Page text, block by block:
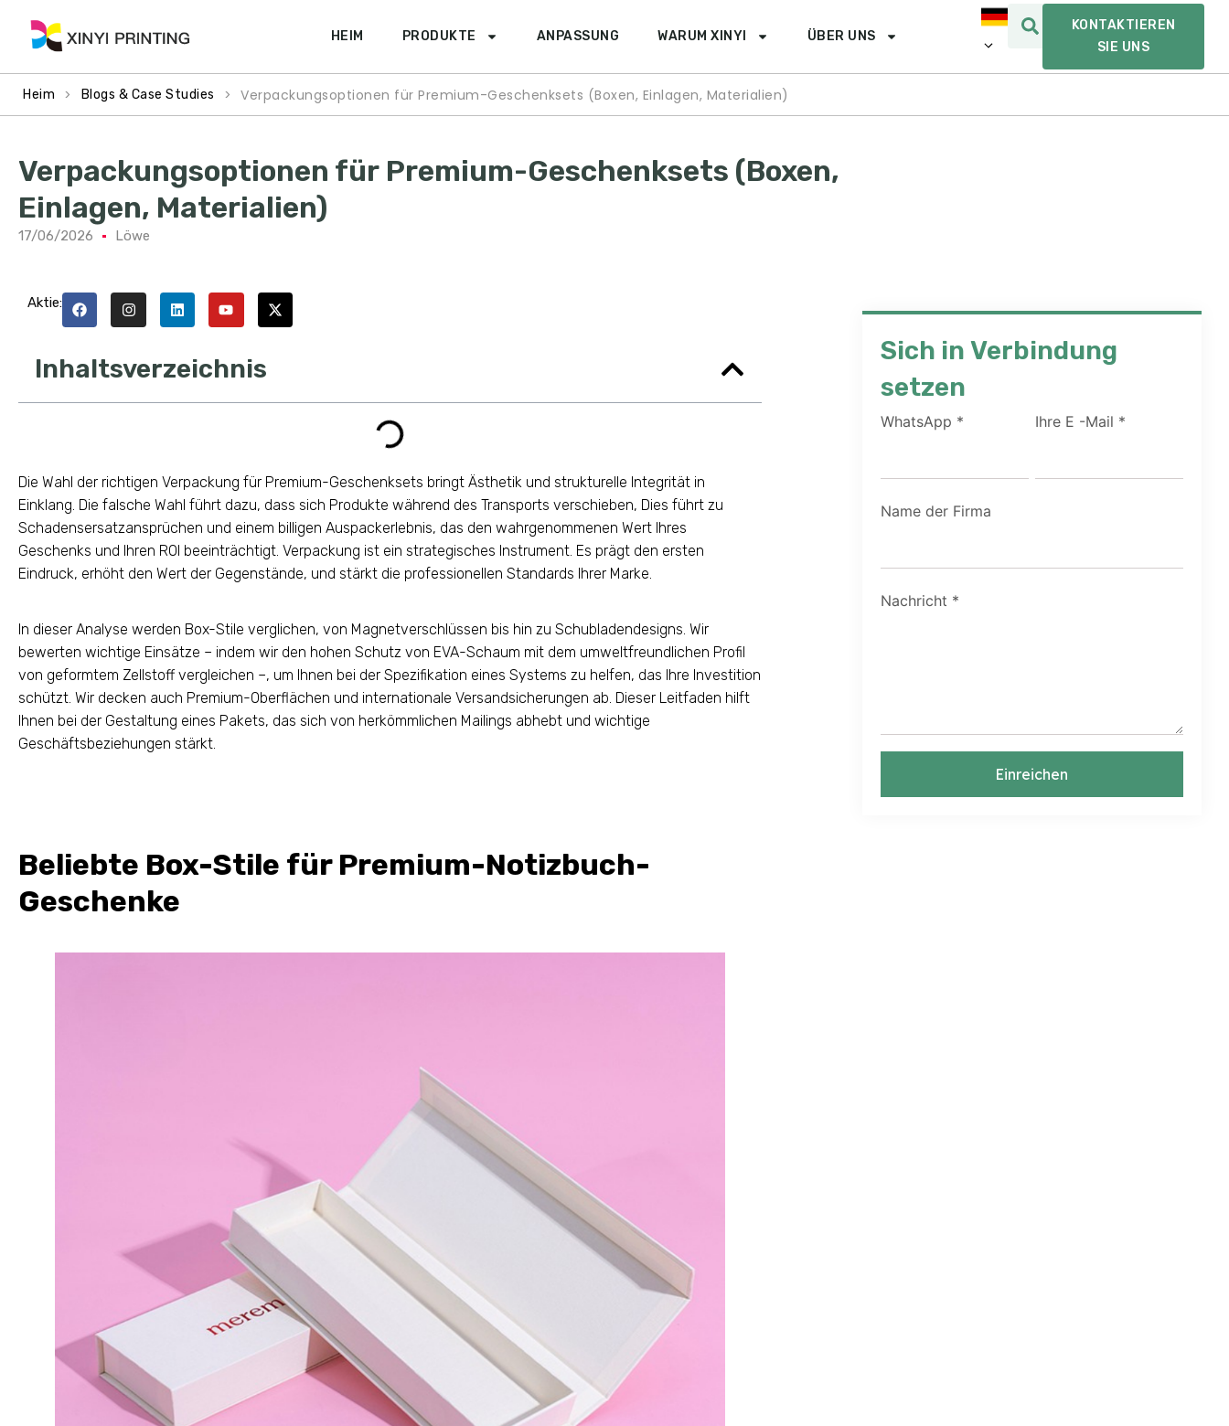
HEIM PRODUKTE ANPASSUNG WARUM XINYI ÜBER UNS
KONTAKTIEREN
SIE UNS
Heim > Blogs & Case Studies > Verpackungsoptionen für Premium-Geschenksets (Boxen, Einlagen, Materialien)
Verpackungsoptionen für Premium-Geschenksets (Boxen,
Einlagen, Materialien)
17/06/2026 Löwe
Aktie:
Inhaltsverzeichnis
Die Wahl der richtigen Verpackung für Premium-Geschenksets bringt Ästhetik und strukturelle Integrität in
Einklang. Die falsche Wahl führt dazu, dass sich Produkte während des Transports verschieben, Dies führt zu
Schadensersatzansprüchen und einem billigen Auspackerlebnis, das den wahrgenommenen Wert Ihres
Geschenks und Ihren ROI beeinträchtigt. Verpackung ist ein strategisches Instrument. Es prägt den ersten
Eindruck, erhöht den Wert der Gegenstände, und stärkt die professionellen Standards Ihrer Marke.
In dieser Analyse werden Box-Stile verglichen, von Magnetverschlüssen bis hin zu Schubladendesigns. Wir
bewerten wichtige Einsätze – indem wir den hohen Schutz von EVA-Schaum mit dem umweltfreundlichen Profil
von geformtem Zellstoff vergleichen –, um Ihnen bei der Spezifikation eines Systems zu helfen, das Ihre Investition
schützt. Wir decken auch Premium-Oberflächen und internationale Versandsicherungen ab. Dieser Leitfaden hilft
Ihnen bei der Gestaltung eines Pakets, das sich von herkömmlichen Mailings abhebt und wichtige
Geschäftsbeziehungen stärkt.
Beliebte Box-Stile für Premium-Notizbuch-
Geschenke
Sich in Verbindung
setzen
WhatsApp * Ihre E -Mail *
Name der Firma
Nachricht *
Einreichen